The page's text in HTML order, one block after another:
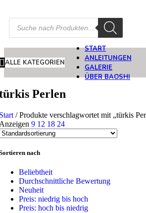
Products
search
ALLE KATEGORIEN
START
ANLEITUNGEN
GALERIE
ÜBER BAOSHI
Perlen
/ Produkte verschlagwortet mit „türkis
9 12 18 24
nach
Beliebtheit
Durchschnittliche Bewertung
Neuheit
Preis: niedrig bis hoch
Preis: hoch bis niedrig